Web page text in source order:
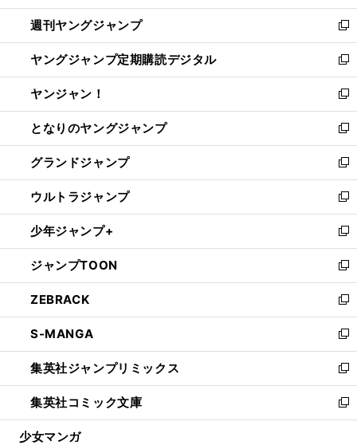
開
く
ウ
で
開
く
ン
ド
ウ
で
開
く
ウ
ィ
ン
ド
ウ
で
開
く
週刊ヤングジャンプ
新
し
い
ウ
ィ
ン
ド
ウ
で
開
く
ヤングジャンプ定期購読デジタル
新
し
い
ウ
ィ
ン
ド
ウ
で
開
く
ヤンジャン！
新
し
い
ウ
ィ
ン
ド
ウ
で
開
く
となりのヤングジャンプ
新
し
い
ウ
ィ
ン
ド
ウ
で
開
く
グランドジャンプ
新
し
い
ウ
ィ
ン
ド
ウ
で
開
く
ウルトラジャンプ
新
し
い
ウ
ィ
ン
ド
ウ
で
開
く
少年ジャンプ+
新
し
い
ウ
ィ
ン
ド
ウ
で
開
く
ジャンプTOON
新
し
い
ウ
ィ
ン
ド
ウ
で
開
ZEBRACK
新
し
い
ウ
ィ
ン
ド
ウ
S-MANGA
新
し
い
ウ
ィ
ン
集英社ジャンプリミックス
新
し
い
ウ
集英社コミック文庫
新
し
少女マンガ